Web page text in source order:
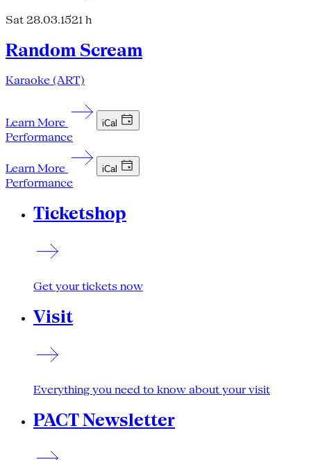
Sat 28.03.1521 h
Random Scream
Karaoke (ART)
Learn More iCal
Performance
Learn More iCal
Performance
Ticketshop
Get your tickets now
Visit
Everything you need to know about your visit
PACT Newsletter